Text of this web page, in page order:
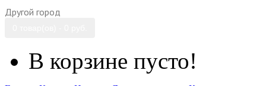
Другой город
В корзине пусто!